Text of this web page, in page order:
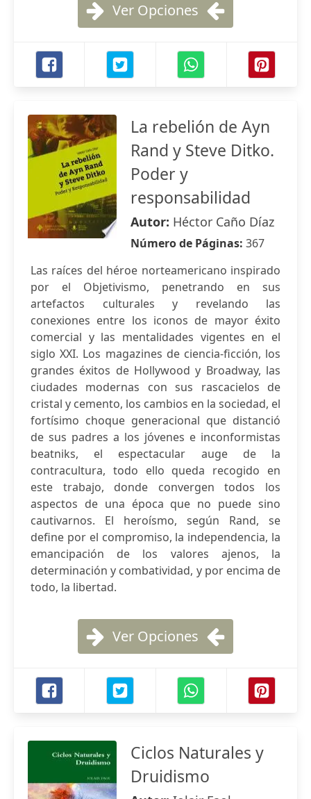
Ver Opciones
La rebelión de Ayn
Rand y Steve Ditko.
Poder y
responsabilidad
Autor: Héctor Caño Díaz
Número de Páginas: 367
Las raíces del héroe norteamericano inspirado
por el Objetivismo, penetrando en sus
artefactos culturales y revelando las
conexiones entre los iconos de mayor éxito
comercial y las mentalidades vigentes en el
siglo XXI. Los magazines de ciencia-ficción, los
grandes éxitos de Hollywood y Broadway, las
ciudades modernas con sus rascacielos de
cristal y cemento, los cambios en la sociedad, el
fortísimo choque generacional que distanció
de sus padres a los jóvenes e inconformistas
beatniks, el espectacular auge de la
contracultura, todo ello queda recogido en
este trabajo, donde convergen todos los
aspectos de una época que no puede sino
cautivarnos. El heroísmo, según Rand, se
define por el compromiso, la independencia, la
emancipación de los valores ajenos, la
determinación y combatividad, y por encima de
todo, la libertad.
Ver Opciones
Ciclos Naturales y
Druidismo